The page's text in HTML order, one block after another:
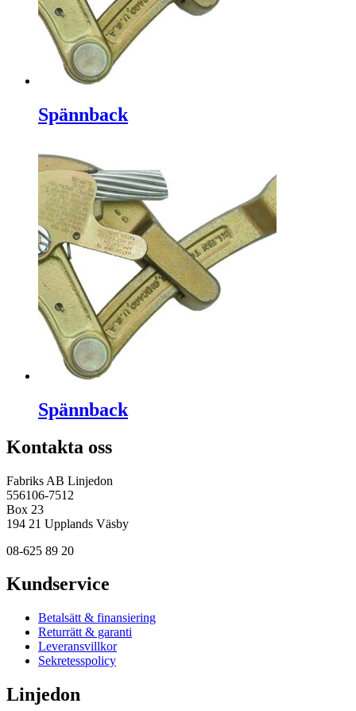
Spännback
Spännback
Kontakta oss
Fabriks AB Linjedon
556106-7512
Box 23
194 21 Upplands Väsby
08-625 89 20
Kundservice
Betalsätt & finansiering
Returrätt & garanti
Leveransvillkor
Sekretesspolicy
Linjedon